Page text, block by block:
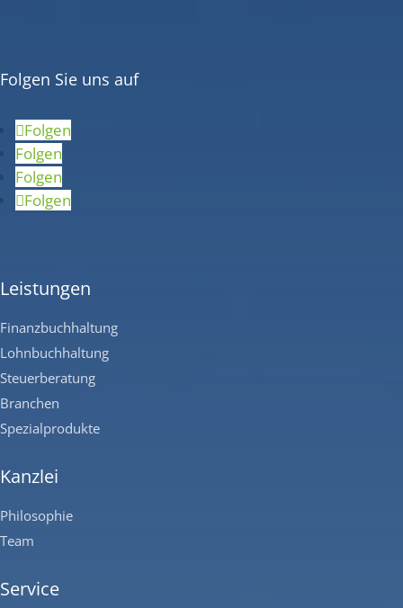
Folgen Sie uns auf
Folgen
Folgen
Folgen
Folgen
Leistungen
Finanzbuchhaltung
Lohnbuchhaltung
Steuerberatung
Branchen
Spezialprodukte
Kanzlei
Philosophie
Team
Service